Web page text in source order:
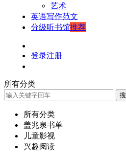
艺术
英语写作范文
分级听书馆推荐
登录注册
所有分类
所有分类
盖兆泉书单
儿童影视
兴趣阅读